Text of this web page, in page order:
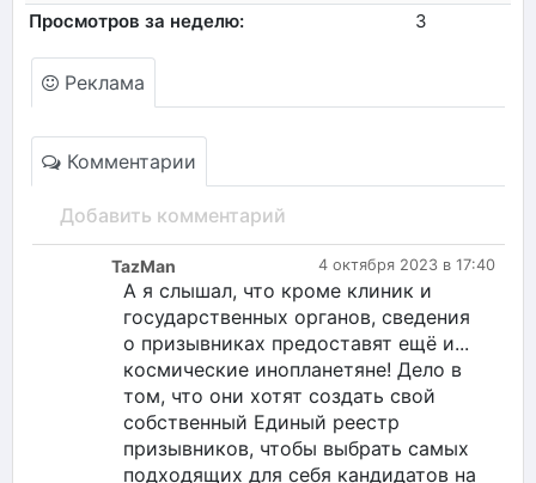
Просмотров за неделю:
3
Реклама
Комментарии
Добавить комментарий
4 октября 2023 в 17:40
TazMan
А я слышал, что кроме клиник и
государственных органов, сведения
о призывниках предоставят ещё и...
космические инопланетяне! Дело в
том, что они хотят создать свой
собственный Единый реестр
призывников, чтобы выбрать самых
подходящих для себя кандидатов на